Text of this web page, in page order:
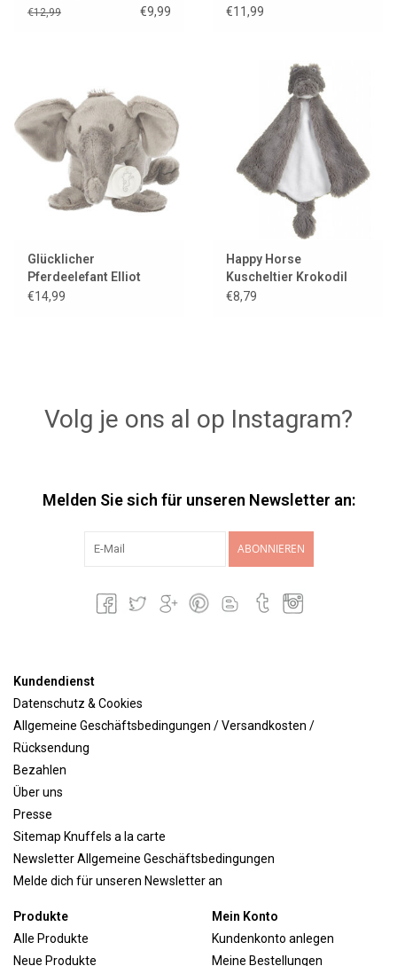
€12,99 €9,99
Gayo
€11,99
Glücklicher
Pferdeelefant Elliot
€14,99
Happy Horse
Kuscheltier Krokodil
Colin
€8,79
Volg je ons al op Instagram?
Melden Sie sich für unseren Newsletter an:
ABONNIEREN
Kundendienst
Datenschutz & Cookies
Allgemeine Geschäftsbedingungen / Versandkosten /
Rücksendung
Bezahlen
Über uns
Presse
Sitemap Knuffels a la carte
Newsletter Allgemeine Geschäftsbedingungen
Melde dich für unseren Newsletter an
Produkte
Alle Produkte
Neue Produkte
Mein Konto
Kundenkonto anlegen
Meine Bestellungen